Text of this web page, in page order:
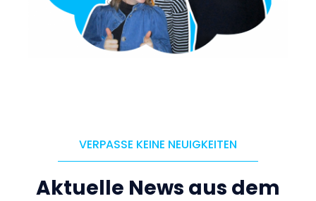
VERPASSE KEINE NEUIGKEITEN
Aktuelle News aus dem